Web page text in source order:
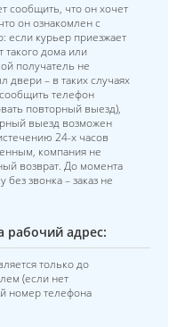
сообщить, что он хочет
он ознакомлен с
если курьер приезжает
такого дома или
получатель не
двери – в таких случаях
телефон
повторный выезд),
выезд возможен
24-х часов
компания не
возврат. До момента
без звонка – заказ не
рабочий адрес:
только до
(если нет
номер телефона